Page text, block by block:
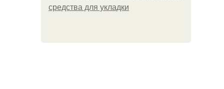
средства для укладки